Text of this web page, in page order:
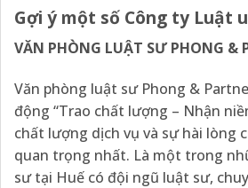
Gợi ý một số Công ty Luật
VĂN PHÒNG LUẬT SƯ PHONG &
Văn phòng luật sư Phong &
động “Trao chất lượng – Nhận
chất lượng dịch vụ và sự hài lòng
quan trọng nhất. Là một trong
sư tại Huế có đội ngũ luật sư,